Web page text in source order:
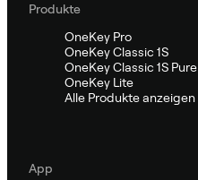
Produkte
OneKey Pro
OneKey Classic 1S
OneKey Classic 1S Pure
OneKey Lite
Alle Produkte anzeigen
App